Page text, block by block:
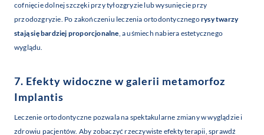
cofnięcie dolnej szczęki przy tyłozgryzie lub wysunięcie przy
przodozgryzie. Po zakończeniu leczenia ortodontycznegorysy twarzy
stają się bardziej proporcjonalne, a uśmiech nabiera estetycznego
wyglądu.
7. Efekty widoczne w galerii metamorfoz
Implantis
Leczenie ortodontyczne pozwala na spektakularne zmiany w wyglądzie i
zdrowiu pacjentów. Aby zobaczyć rzeczywiste efekty terapii, sprawdź